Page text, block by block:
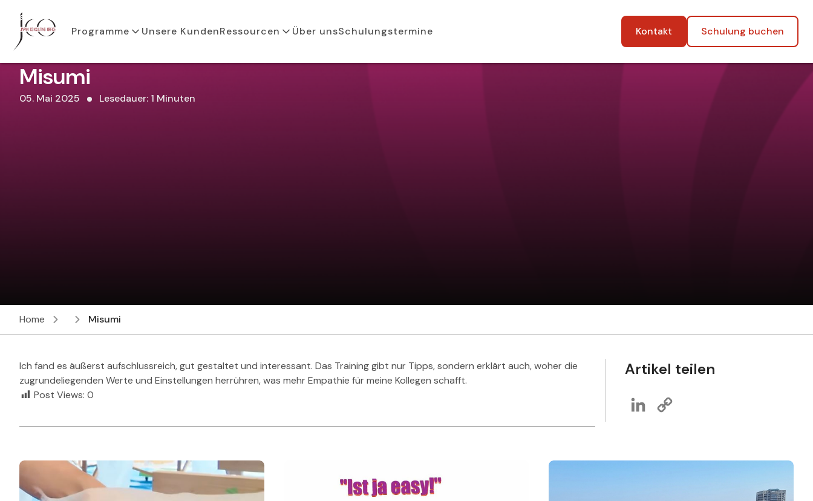
Programme Unsere KundenRessourcen Über unsSchulungstermine Kontakt Schulung buchen
Misumi
05. Mai 2025 Lesedauer: 1 Minuten
Home Misumi
Ich fand es äußerst aufschlussreich, gut gestaltet und interessant. Das Training gibt nur Tipps, sondern erklärt auch, woher die
zugrundeliegenden Werte und Einstellungen herrühren, was mehr Empathie für meine Kollegen schafft.
Post Views: 0
Artikel teilen
LinkedIn